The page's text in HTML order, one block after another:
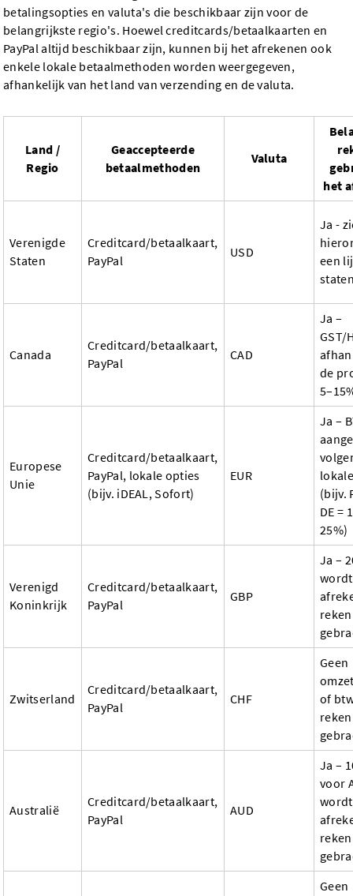
betalingsopties en valuta's die beschikbaar zijn voor de
belangrijkste regio's. Hoewel creditcards/betaalkaarten en
PayPal altijd beschikbaar zijn, kunnen bij het afrekenen ook
enkele lokale betaalmethoden worden weergegeven,
afhankelijk van het land van verzending en de valuta.
Land /
Regio
Geaccepteerde
betaalmethoden
Valuta
het
Verenigde
Staten
Creditcard/betaalkaart,
PayPal
USD
Ja -
een
Canada
Creditcard/betaalkaart,
PayPal
CAD
Ja –
GST/
de
Europese
Unie
Creditcard/betaalkaart,
PayPal, lokale opties
(bijv. iDEAL, Sofort)
EUR
Ja –
(bijv.
DE =
25%)
Verenigd
Koninkrijk
Creditcard/betaalkaart,
PayPal
GBP
Ja –
Zwitserland
Creditcard/betaalkaart,
PayPal
CHF
Geen
of
Australië
Creditcard/betaalkaart,
PayPal
AUD
Ja –
voor
Geen